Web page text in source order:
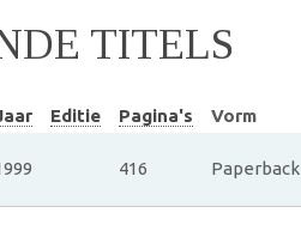
TITELS
Editie Pagina's Vorm
416 Paperback